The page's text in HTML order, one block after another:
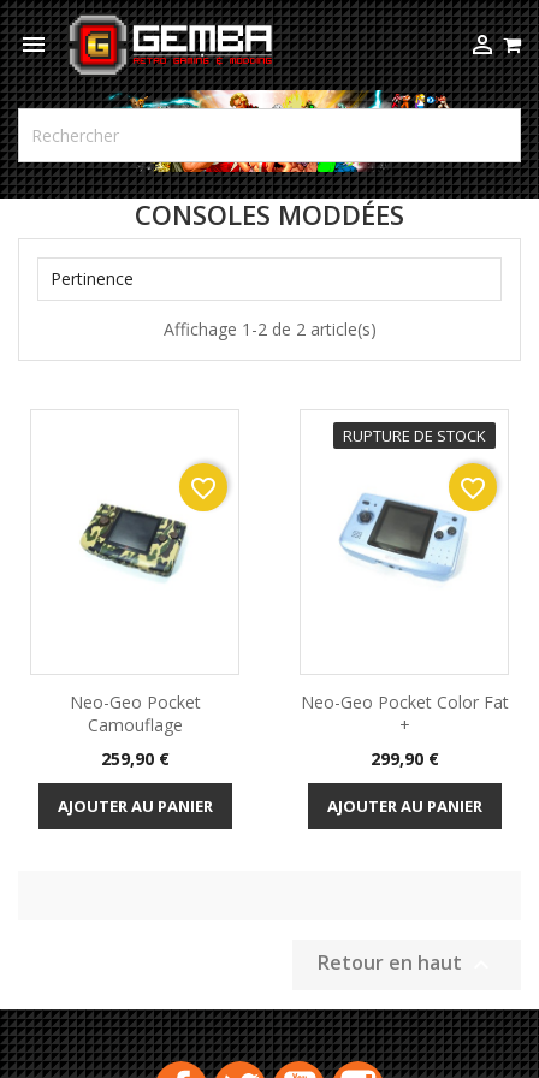
 
CONSOLES MODDÉES
Pertinence
Affichage 1-2 de 2 article(s)
Neo-Geo Pocket
Camouflage
Prix
259,90 €
AJOUTER AU PANIER
favorite_border
RUPTURE DE STOCK
Neo-Geo Pocket Color Fat
+
Prix
299,90 €
AJOUTER AU PANIER
favorite_border
Retour en haut
FacebookTwitterYouTubeInstagram